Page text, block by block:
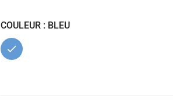
COULEUR : BLEU
Bleu